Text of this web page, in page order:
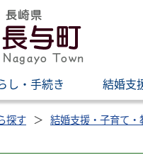
し・手続き 結婚支
探す 結婚支援・子育て・